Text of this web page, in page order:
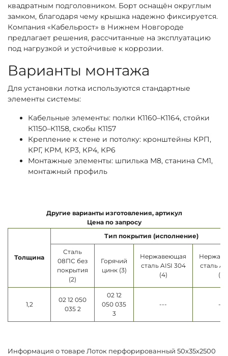
квадратным подголовником. Борт оснащён округлым
замком, благодаря чему крышка надежно фиксируется.
Компания «Кабельрост» в Нижнем Новгороде
предлагает решения, рассчитанные на эксплуатацию
под нагрузкой и устойчивые к коррозии.
Варианты монтажа
Для установки лотка используются стандартные
элементы системы:
Кабельные элементы: полки К1160–К1164, стойки
К1150–К1158, скобы К1157
Крепление к стене и потолку: кронштейны КРП,
КРГ, КРМ, КР3, КР4, КР6
Монтажные элементы: шпилька М8, станина СМ1,
монтажный профиль
Другие варианты изготовления, артикул
Цена по запросу
Толщина
Тип покрытия (исполнение)
Сталь
08ПС без
покрытия
(2)
Горячий
цинк (3)
Нержавеющая
сталь AISI 304
(4)
сталь
(5)
1,2
02 12 050
035 2
02 12
050 035
3
--- ---
Информация о товаре Лоток перфорированный 50х35х2500